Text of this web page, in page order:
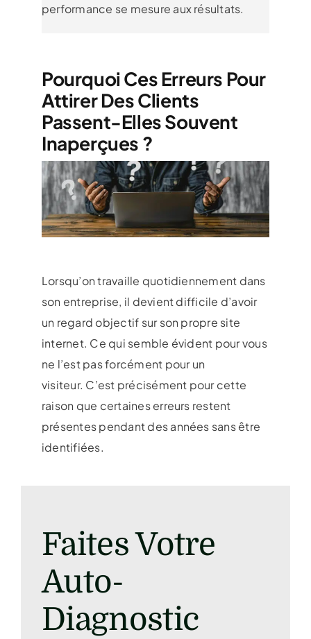
performance se mesure aux résultats.
Pourquoi Ces Erreurs Pour
Attirer Des Clients
Passent-Elles Souvent
Inaperçues ?
Lorsqu’on travaille quotidiennement dans
son entreprise, il devient difficile d’avoir
un regard objectif sur son propre site
internet. Ce qui semble évident pour vous
ne l’est pas forcément pour un
visiteur. C’est précisément pour cette
raison que certaines erreurs restent
présentes pendant des années sans être
identifiées.
Faites Votre
Auto-
Diagnostic